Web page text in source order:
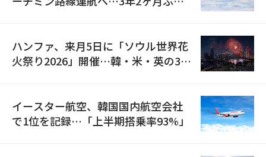
ハンファ、来月5日に「ソウル世界花
火祭り2026」開催…韓・米・英の3カ
イースター航空、韓国国内航空会社
で1位を記録…「上半期搭乗率93%」